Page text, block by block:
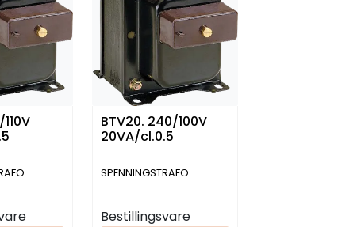
BTV20. 240/100V
20VA/cl.0.5
SPENNINGSTRAFO
Bestillingsvare